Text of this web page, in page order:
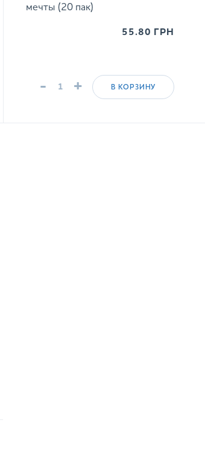
мечты (20 пак)
55.80 ГРН
- + В КОРЗИНУ